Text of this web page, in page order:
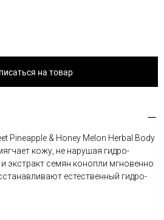
на товар
Pineapple & Honey Melon Herbal Body
кожу, не нарушая гидро-
экстракт семян конопли мгновенно
естественный гидро-